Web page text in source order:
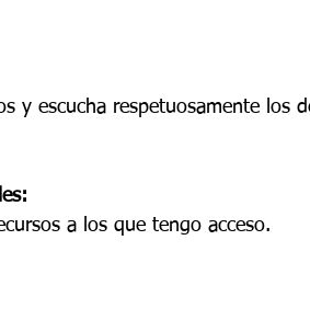
y escucha respetuosamente los
a los que tengo acceso.